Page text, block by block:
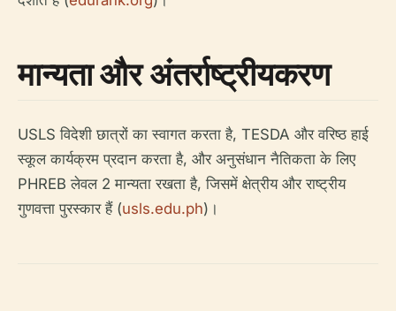
मान्यता और अंतर्राष्ट्रीयकरण
USLS विदेशी छात्रों का स्वागत करता है, TESDA और वरिष्ठ हाई
स्कूल कार्यक्रम प्रदान करता है, और अनुसंधान नैतिकता के लिए
PHREB लेवल 2 मान्यता रखता है, जिसमें क्षेत्रीय और राष्ट्रीय
गुणवत्ता पुरस्कार हैं (usls.edu.ph)।